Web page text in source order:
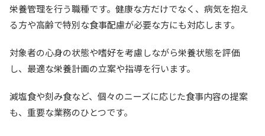
栄養管理を行う職種です。健康な方だけでなく、病気を抱え
る方や高齢で特別な食事配慮が必要な方にも対応します。
対象者の心身の状態や嗜好を考慮しながら栄養状態を評価
し、最適な栄養計画の立案や指導を行います。
減塩食や刻み食など、個々のニーズに応じた食事内容の提案
も、重要な業務のひとつです。